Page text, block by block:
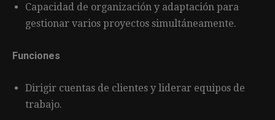
Capacidad de organización y adaptación para
gestionar varios proyectos simultáneamente.
Funciones
Dirigir cuentas de clientes y liderar equipos de
trabajo.